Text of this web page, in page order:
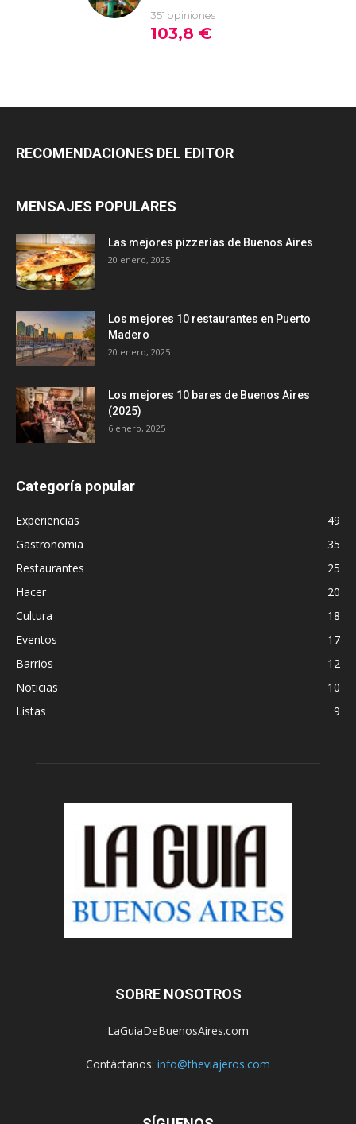
RECOMENDACIONES DEL EDITOR
MENSAJES POPULARES
Las mejores pizzerías de Buenos Aires
20 enero, 2025
Los mejores 10 restaurantes en Puerto
Madero
20 enero, 2025
Los mejores 10 bares de Buenos Aires
(2025)
6 enero, 2025
Categoría popular
Experiencias
49
Gastronomia
35
Restaurantes
25
Hacer
20
Cultura
18
Eventos
17
Barrios
12
Noticias
10
Listas
9
SOBRE NOSOTROS
LaGuiaDeBuenosAires.com
Contáctanos: info@theviajeros.com